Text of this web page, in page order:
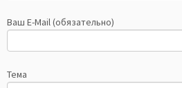
Ваш E-Mail (обязательно)
Тема